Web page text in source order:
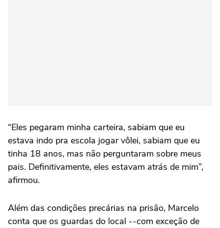
“Eles pegaram minha carteira, sabiam que eu
estava indo pra escola jogar vôlei, sabiam que eu
tinha 18 anos, mas não perguntaram sobre meus
pais. Definitivamente, eles estavam atrás de mim”,
afirmou.
Além das condições precárias na prisão, Marcelo
conta que os guardas do local --com exceção de